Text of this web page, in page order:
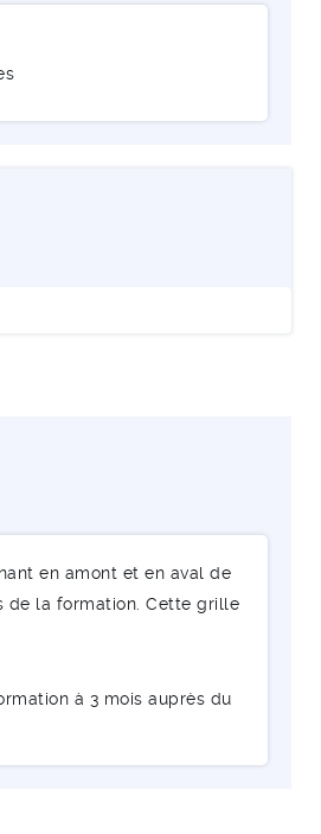
en amont et en aval de
de la formation. Cette grille
à 3 mois auprès du